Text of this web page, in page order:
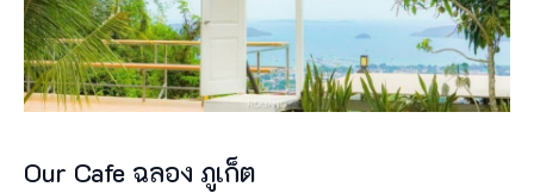
Our Cafe ฉลอง ภูเก็ต